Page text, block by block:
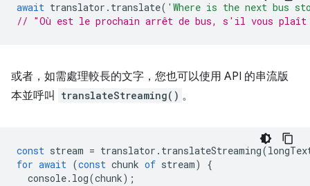
await translator . translate( 'Where is the next bus
// "Où est le prochain arrêt de bus, s'il vous
或者，如需處理較長的文字，您也可以使用 API 的串流版
本並呼叫
translateStreaming() 。
const stream = translator . translateStreaming(
for await (const chunk of stream)
{
console. log(chunk);